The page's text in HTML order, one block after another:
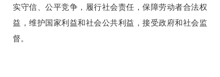
实守信、公平竞争，履行社会责任，保障劳动者合法权
益，维护国家利益和社会公共利益，接受政府和社会监
督。